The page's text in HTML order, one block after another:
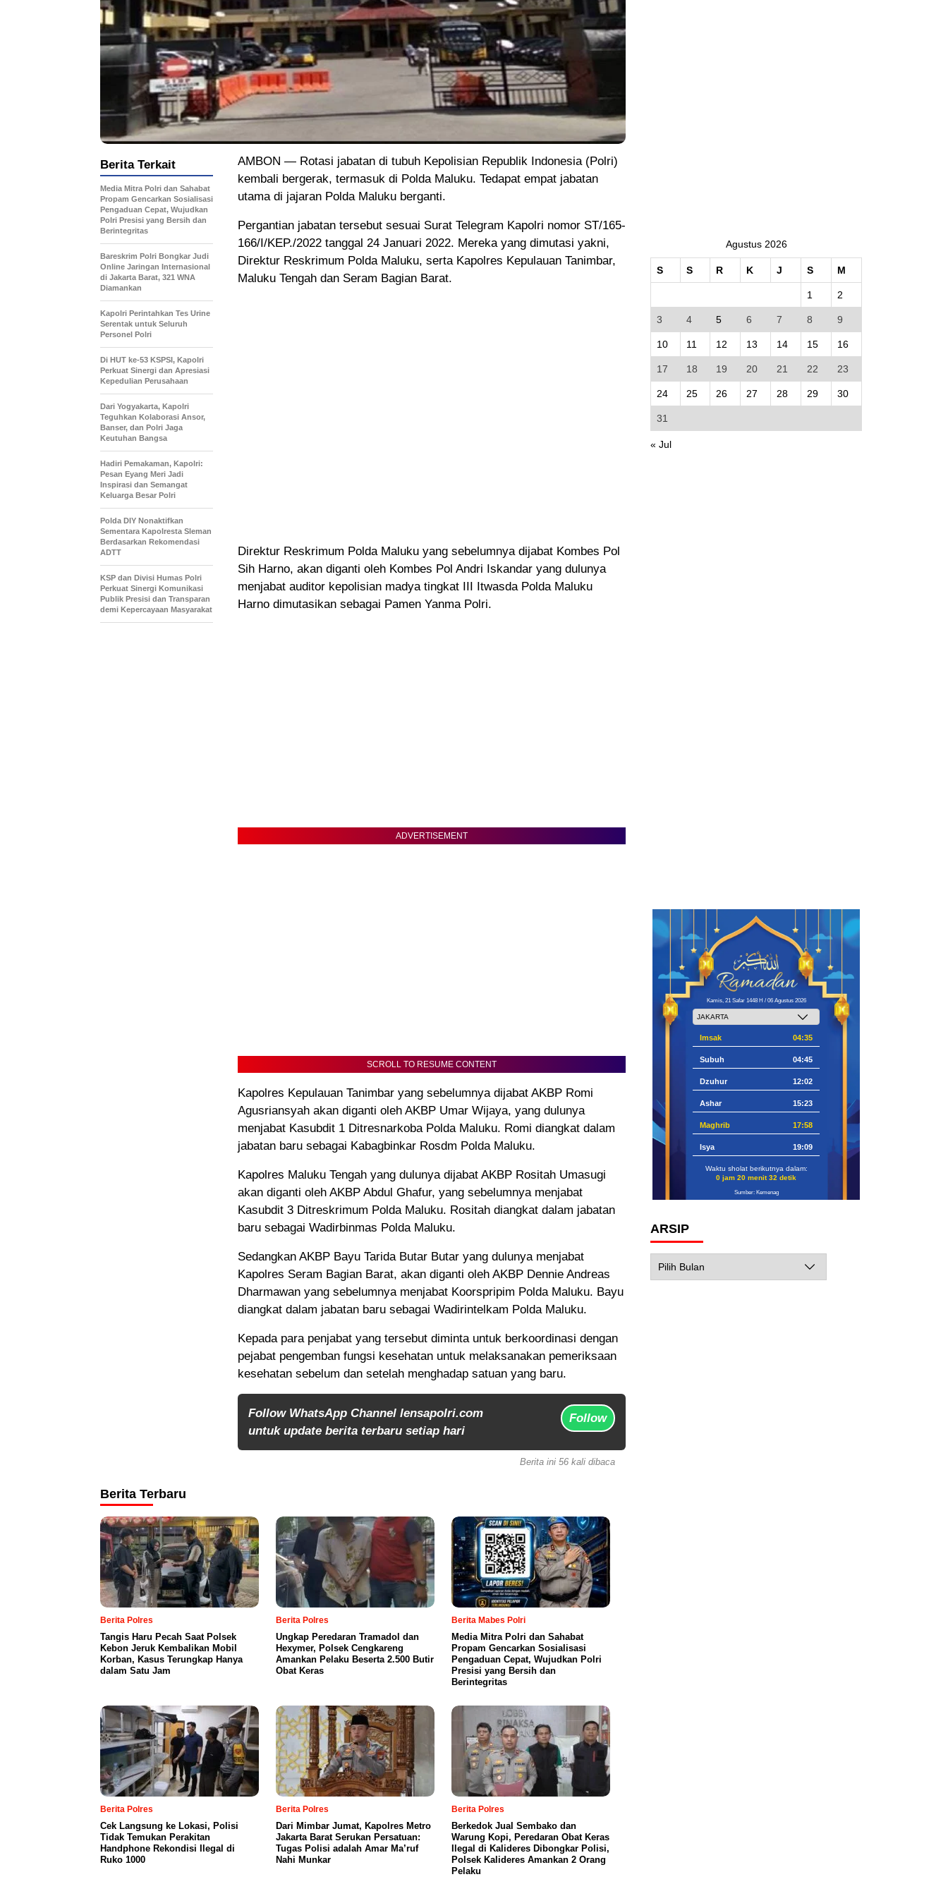
AMBON — Rotasi jabatan di tubuh Kepolisian Republik Indonesia (Polri)
kembali bergerak, termasuk di Polda Maluku. Tedapat empat jabatan
utama di jajaran Polda Maluku berganti.
Pergantian jabatan tersebut sesuai Surat Telegram Kapolri nomor ST/165-
166/I/KEP./2022 tanggal 24 Januari 2022. Mereka yang dimutasi yakni,
Direktur Reskrimum Polda Maluku, serta Kapolres Kepulauan Tanimbar,
Maluku Tengah dan Seram Bagian Barat.
Direktur Reskrimum Polda Maluku yang sebelumnya dijabat Kombes Pol
Sih Harno, akan diganti oleh Kombes Pol Andri Iskandar yang dulunya
menjabat auditor kepolisian madya tingkat III Itwasda Polda Maluku
Harno dimutasikan sebagai Pamen Yanma Polri.
ADVERTISEMENT
SCROLL TO RESUME CONTENT
Kapolres Kepulauan Tanimbar yang sebelumnya dijabat AKBP Romi
Agusriansyah akan diganti oleh AKBP Umar Wijaya, yang dulunya
menjabat Kasubdit 1 Ditresnarkoba Polda Maluku. Romi diangkat dalam
jabatan baru sebagai Kabagbinkar Rosdm Polda Maluku.
Kapolres Maluku Tengah yang dulunya dijabat AKBP Rositah Umasugi
akan diganti oleh AKBP Abdul Ghafur, yang sebelumnya menjabat
Kasubdit 3 Ditreskrimum Polda Maluku. Rositah diangkat dalam jabatan
baru sebagai Wadirbinmas Polda Maluku.
Sedangkan AKBP Bayu Tarida Butar Butar yang dulunya menjabat
Kapolres Seram Bagian Barat, akan diganti oleh AKBP Dennie Andreas
Dharmawan yang sebelumnya menjabat Koorspripim Polda Maluku. Bayu
diangkat dalam jabatan baru sebagai Wadirintelkam Polda Maluku.
Kepada para penjabat yang tersebut diminta untuk berkoordinasi dengan
pejabat pengemban fungsi kesehatan untuk melaksanakan pemeriksaan
kesehatan sebelum dan setelah menghadap satuan yang baru.
Follow WhatsApp Channel lensapolri.com
untuk update berita terbaru setiap hari
Follow
Berita Terkait
Media Mitra Polri dan Sahabat
Propam Gencarkan Sosialisasi
Pengaduan Cepat, Wujudkan
Polri Presisi yang Bersih dan
Berintegritas
Bareskrim Polri Bongkar Judi
Online Jaringan Internasional
di Jakarta Barat, 321 WNA
Diamankan
Kapolri Perintahkan Tes Urine
Serentak untuk Seluruh
Personel Polri
Di HUT ke-53 KSPSI, Kapolri
Perkuat Sinergi dan Apresiasi
Kepedulian Perusahaan
Dari Yogyakarta, Kapolri
Teguhkan Kolaborasi Ansor,
Banser, dan Polri Jaga
Keutuhan Bangsa
Hadiri Pemakaman, Kapolri:
Pesan Eyang Meri Jadi
Inspirasi dan Semangat
Keluarga Besar Polri
Polda DIY Nonaktifkan
Sementara Kapolresta Sleman
Berdasarkan Rekomendasi
ADTT
KSP dan Divisi Humas Polri
Perkuat Sinergi Komunikasi
Publik Presisi dan Transparan
demi Kepercayaan Masyarakat
Berita ini 56 kali dibaca
Berita Terbaru
Berita Polres
Tangis Haru Pecah Saat Polsek
Kebon Jeruk Kembalikan Mobil
Korban, Kasus Terungkap Hanya
dalam Satu Jam
Berita Polres
Ungkap Peredaran Tramadol dan
Hexymer, Polsek Cengkareng
Amankan Pelaku Beserta 2.500 Butir
Obat Keras
Berita Mabes Polri
Media Mitra Polri dan Sahabat
Propam Gencarkan Sosialisasi
Pengaduan Cepat, Wujudkan Polri
Presisi yang Bersih dan
Berintegritas
Berita Polres
Cek Langsung ke Lokasi, Polisi
Tidak Temukan Perakitan
Handphone Rekondisi Ilegal di
Ruko 1000
Berita Polres
Dari Mimbar Jumat, Kapolres Metro
Jakarta Barat Serukan Persatuan:
Tugas Polisi adalah Amar Ma’ruf
Nahi Munkar
Berita Polres
Berkedok Jual Sembako dan
Warung Kopi, Peredaran Obat Keras
Ilegal di Kalideres Dibongkar Polisi,
Polsek Kalideres Amankan 2 Orang
Pelaku
Agustus 2026
S S R K J S M
1 2
3 4 5 6 7 8 9
10 11 12 13 14 15 16
17 18 19 20 21 22 23
24 25 26 27 28 29 30
31
« Jul
Kamis, 21 Safar 1448 H / 06 Agustus 2026
Imsak 04:35
Subuh 04:45
Dzuhur 12:02
Ashar 15:23
Maghrib 17:58
Isya 19:09
Waktu sholat berikutnya dalam:
0 jam 20 menit 31 detik
Sumber: Kemenag
ARSIP